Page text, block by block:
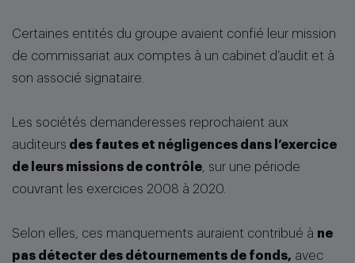
Certaines entités du groupe avaient confié leur mission
de commissariat aux comptes à un cabinet d’audit et à
son associé signataire.
Les sociétés demanderesses reprochaient aux
auditeurs des fautes et négligences dans l’exercice
de leurs missions de contrôle , sur une période
couvrant les exercices 2008 à 2020.
Selon elles, ces manquements auraient contribué à ne
pas détecter des détournements de fonds, avec